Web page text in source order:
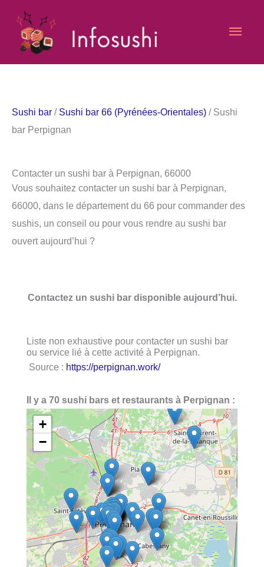
contenu
Sushi bar / Sushi bar 66 (Pyrénées-Orientales) / Sushi
bar Perpignan
Contacter un sushi bar à Perpignan, 66000
Vous souhaitez contacter un sushi bar à Perpignan,
66000, dans le département du 66 pour commander des
sushis, un conseil ou pour vous rendre au sushi bar
ouvert aujourd’hui ?
Contactez un sushi bar disponible aujourd’hui.
Liste non exhaustive pour contacter un sushi bar
ou service lié à cette activité à Perpignan.
Source : https://perpignan.work/
Il y a 70 sushi bars et restaurants à Perpignan :
+
−